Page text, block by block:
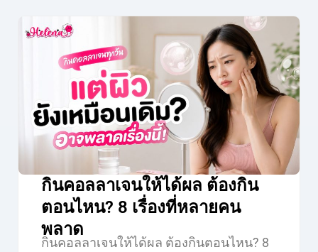
กินคอลลาเจนให้ได้ผล ต้องกิน
ตอนไหน? 8 เรื่องที่หลายคน
พลาด
กินคอลลาเจนให้ได้ผล ต้องกินตอนไหน? 8